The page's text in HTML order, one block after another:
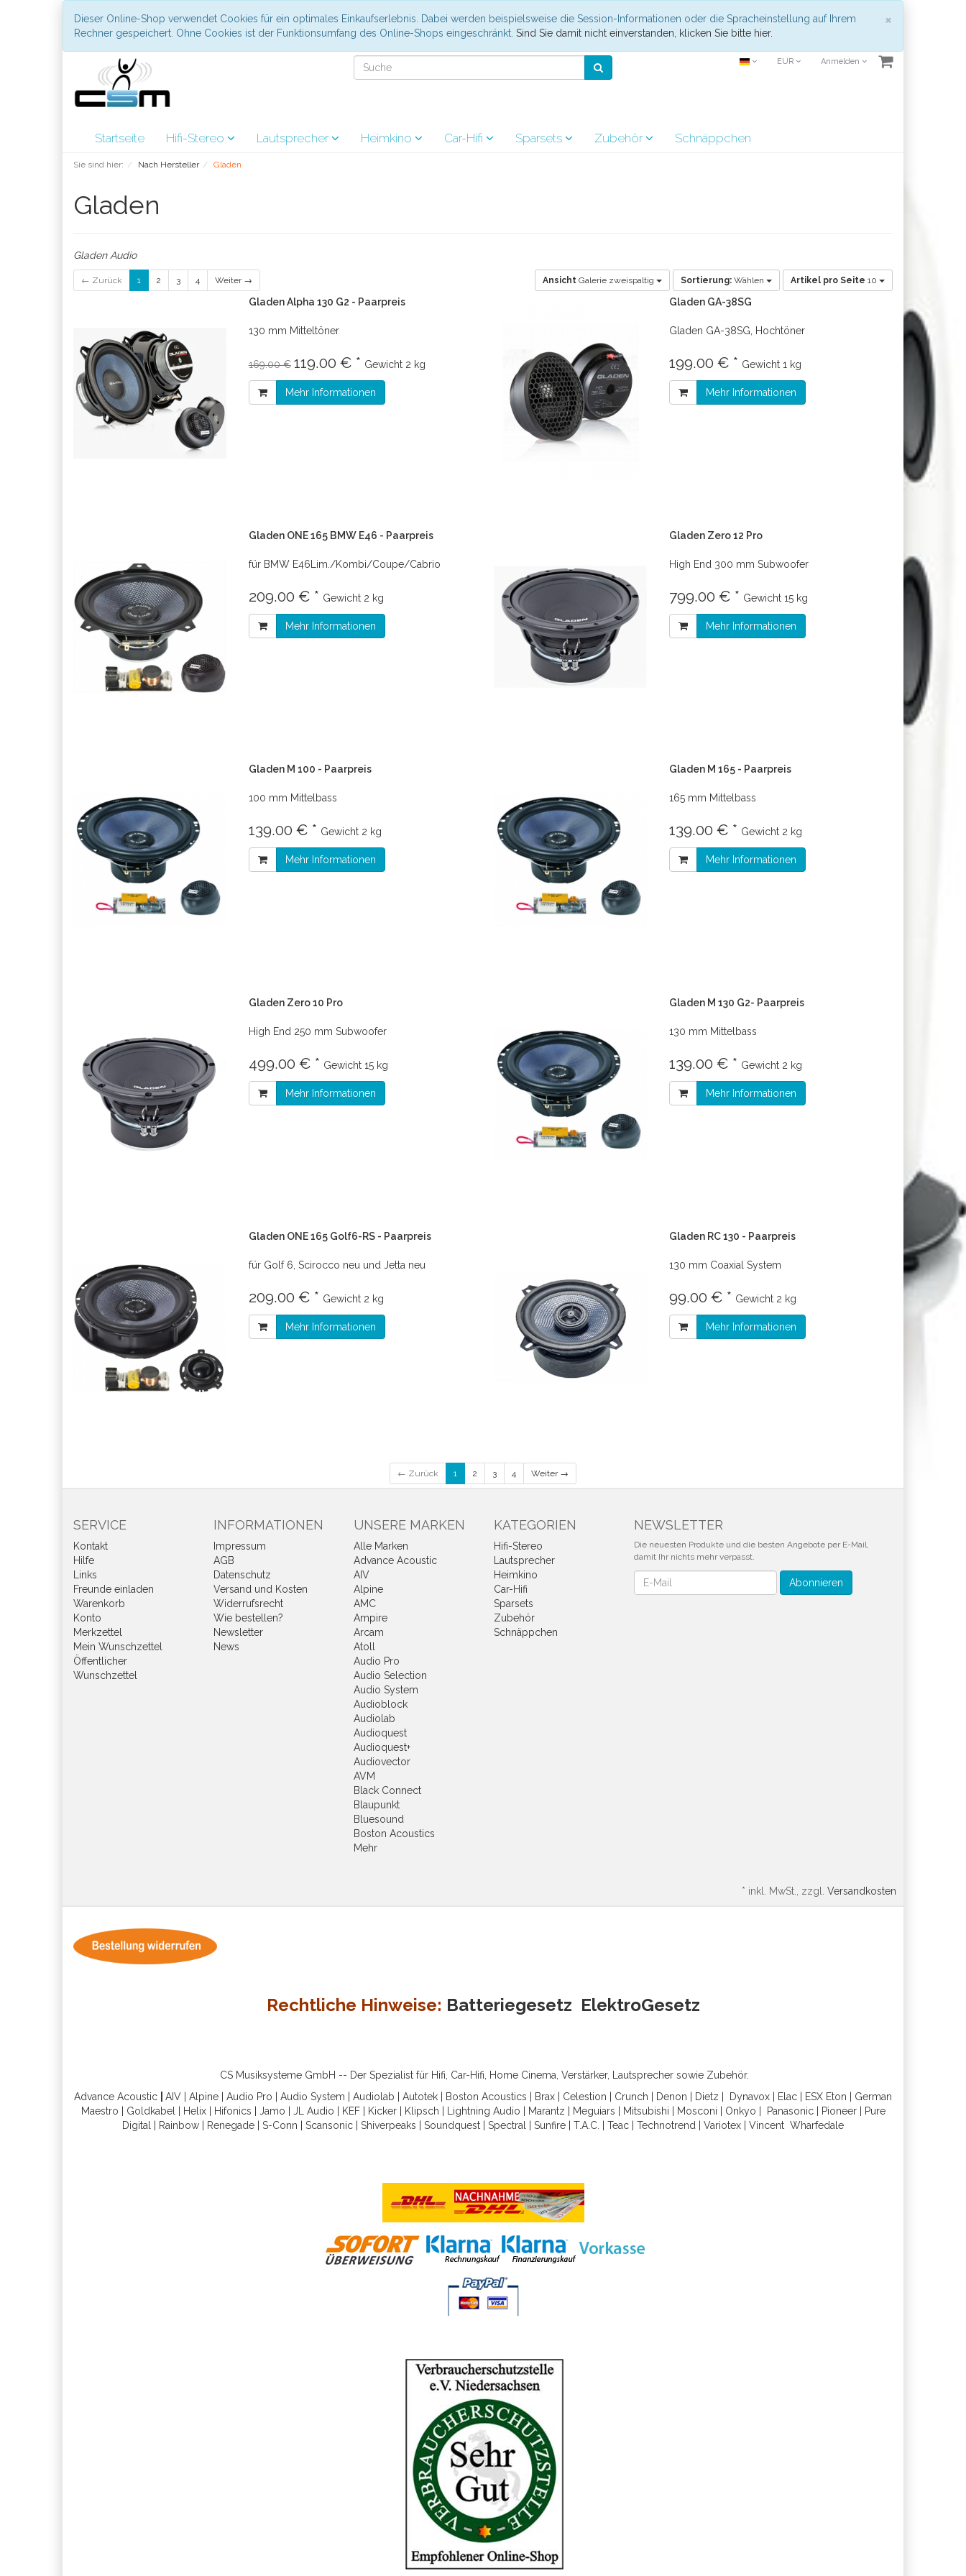
×
Dieser Online-Shop verwendet Cookies für ein optimales Einkaufserlebnis. Dabei werden beispielsweise die Session-Informationen oder die Spracheinstellung auf Ihrem
Rechner gespeichert. Ohne Cookies ist der Funktionsumfang des Online-Shops eingeschränkt. Sind Sie damit nicht einverstanden, klicken Sie bitte hier.
EUR Anmelden
Startseite Hifi-Stereo Lautsprecher Heimkino Car-Hifi Sparsets Zubehör Schnäppchen
Sie sind hier: Nach Hersteller Gladen
Gladen
Gladen Audio
← Zurück 1 2 3 4 Weiter → Ansicht Galerie zweispaltig Sortierung: Wählen Artikel pro Seite 10
Gladen Alpha 130 G2 - Paarpreis
130 mm Mitteltöner
169.00 € 119.00 € * Gewicht 2 kg
Mehr Informationen
Gladen GA-38SG
Gladen GA-38SG, Hochtöner
199.00 € * Gewicht 1 kg
Mehr Informationen
Gladen ONE 165 BMW E46 - Paarpreis
für BMW E46Lim./Kombi/Coupe/Cabrio
209.00 € * Gewicht 2 kg
Mehr Informationen
Gladen Zero 12 Pro
High End 300 mm Subwoofer
799.00 € * Gewicht 15 kg
Mehr Informationen
Gladen M 100 - Paarpreis
100 mm Mittelbass
139.00 € * Gewicht 2 kg
Mehr Informationen
Gladen M 165 - Paarpreis
165 mm Mittelbass
139.00 € * Gewicht 2 kg
Mehr Informationen
Gladen Zero 10 Pro
High End 250 mm Subwoofer
499.00 € * Gewicht 15 kg
Mehr Informationen
Gladen M 130 G2- Paarpreis
130 mm Mittelbass
139.00 € * Gewicht 2 kg
Mehr Informationen
Gladen ONE 165 Golf6-RS - Paarpreis
für Golf 6, Scirocco neu und Jetta neu
209.00 € * Gewicht 2 kg
Mehr Informationen
Gladen RC 130 - Paarpreis
130 mm Coaxial System
99.00 € * Gewicht 2 kg
Mehr Informationen
← Zurück 1 2 3 4 Weiter →
SERVICE
Kontakt
Hilfe
Links
Freunde einladen
Warenkorb
Konto
Merkzettel
Mein Wunschzettel
Öffentlicher
Wunschzettel
INFORMATIONEN
Impressum
AGB
Datenschutz
Versand und Kosten
Widerrufsrecht
Wie bestellen?
Newsletter
News
UNSERE MARKEN
Alle Marken
Advance Acoustic
AIV
Alpine
AMC
Ampire
Arcam
Atoll
Audio Pro
Audio Selection
Audio System
Audioblock
Audiolab
Audioquest
Audioquest+
Audiovector
AVM
Black Connect
Blaupunkt
Bluesound
Boston Acoustics
Mehr
KATEGORIEN
Hifi-Stereo
Lautsprecher
Heimkino
Car-Hifi
Sparsets
Zubehör
Schnäppchen
NEWSLETTER
Die neuesten Produkte und die besten Angebote per E-Mail,
damit Ihr nichts mehr verpasst.
Newsletter Abonnieren
* inkl. MwSt., zzgl. Versandkosten
Rechtliche Hinweise: Batteriegesetz ElektroGesetz
CS Musiksysteme GmbH -- Der Spezialist für Hifi, Car-Hifi, Home Cinema, Verstärker, Lautsprecher sowie Zubehör.
Advance Acoustic
AIV Alpine Audio Pro Audio System Audiolab Autotek Boston Acoustics Brax Celestion Crunch Denon Dietz Dynavox Elac ESX Eton
German
Maestro
Goldkabel Helix| Hifonics Jamo JL Audio KEF| Kicker| Klipsch Lightning Audio Marantz Meguiars Mitsubishi Mosconi Onkyo Panasonic| Pioneer|
Pure
Digital
Rainbow Renegade S-Conn Scansonic Shiverpeaks Soundquest Spectral Sunfire T.A.C. Teac Technotrend Variotex Vincent Wharfedal e